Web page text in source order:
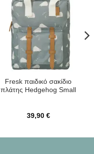
Fresk παιδικό σακίδιο
πλάτης Hedgehog Small
39,90 €